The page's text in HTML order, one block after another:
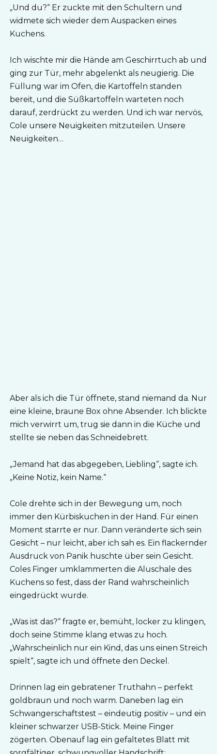
„Und du?“ Er zuckte mit den Schultern und
widmete sich wieder dem Auspacken eines
Kuchens.
Ich wischte mir die Hände am Geschirrtuch ab und
ging zur Tür, mehr abgelenkt als neugierig. Die
Füllung war im Ofen, die Kartoffeln standen
bereit, und die Süßkartoffeln warteten noch
darauf, zerdrückt zu werden. Und ich war nervös,
Cole unsere Neuigkeiten mitzuteilen. Unsere
Neuigkeiten…
Aber als ich die Tür öffnete, stand niemand da. Nur
eine kleine, braune Box ohne Absender. Ich blickte
mich verwirrt um, trug sie dann in die Küche und
stellte sie neben das Schneidebrett.
„Jemand hat das abgegeben, Liebling“, sagte ich.
„Keine Notiz, kein Name.“
Cole drehte sich in der Bewegung um, noch
immer den Kürbiskuchen in der Hand. Für einen
Moment starrte er nur. Dann veränderte sich sein
Gesicht – nur leicht, aber ich sah es. Ein flackernder
Ausdruck von Panik huschte über sein Gesicht.
Coles Finger umklammerten die Aluschale des
Kuchens so fest, dass der Rand wahrscheinlich
eingedrückt wurde.
„Was ist das?“ fragte er, bemüht, locker zu klingen,
doch seine Stimme klang etwas zu hoch.
„Wahrscheinlich nur ein Kind, das uns einen Streich
spielt“, sagte ich und öffnete den Deckel.
Drinnen lag ein gebratener Truthahn – perfekt
goldbraun und noch warm. Daneben lag ein
Schwangerschaftstest – eindeutig positiv – und ein
kleiner schwarzer USB-Stick. Meine Finger
zögerten. Obenauf lag ein gefaltetes Blatt mit